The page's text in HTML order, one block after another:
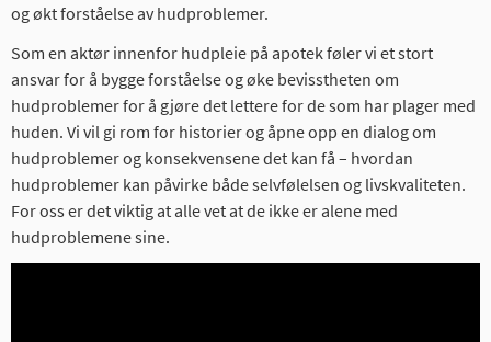
og økt forståelse av hudproblemer.
Som en aktør innenfor hudpleie på apotek føler vi et stort
ansvar for å bygge forståelse og øke bevisstheten om
hudproblemer for å gjøre det lettere for de som har plager med
huden. Vi vil gi rom for historier og åpne opp en dialog om
hudproblemer og konsekvensene det kan få – hvordan
hudproblemer kan påvirke både selvfølelsen og livskvaliteten.
For oss er det viktig at alle vet at de ikke er alene med
hudproblemene sine.